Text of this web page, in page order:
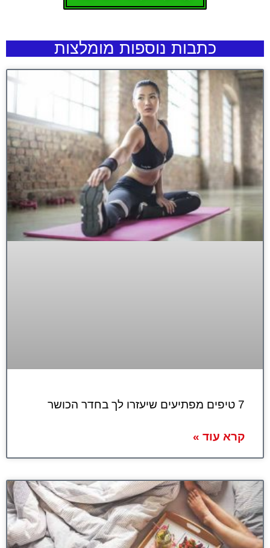
כתבות נוספות מומלצות
7 טיפים מפתיעים שיעזרו לך בחדר הכושר
קרא עוד »